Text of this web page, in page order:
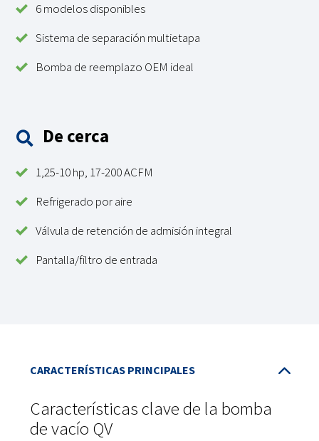
6 modelos disponibles
Sistema de separación multietapa
Bomba de reemplazo OEM ideal
De cerca
1,25-10 hp, 17-200 ACFM
Refrigerado por aire
Válvula de retención de admisión integral
Pantalla/filtro de entrada
Características clave de la bomba
de vacío QV